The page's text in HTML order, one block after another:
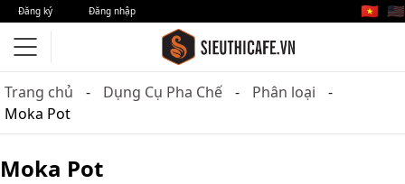
Đăng ký Đăng nhập 🇻🇳 🇺🇸
Trang chủ Dụng Cụ Pha Chế
Phân loại
Moka Pot
Moka Pot